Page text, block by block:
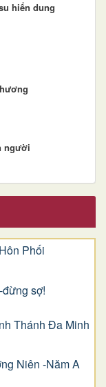
hiển dung
người
Phối
sợ!
Thánh Đa Minh
Niên -Năm A